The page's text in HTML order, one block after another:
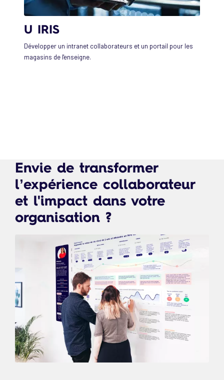
U IRIS
Développer un intranet collaborateurs et un portail pour les
magasins de l'enseigne.
Envie de transformer
l’expérience collaborateur
et l'impact dans votre
organisation ?